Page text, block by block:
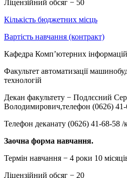
Ліцензійний обсяг − 50
Кількість бюджетних місць
Вартість навчання (контракт)
Кафедра Комп’ютерних
Факультет автоматизації
технологій
Декан факультету − Подлєсний
Володимирович,телефон (0626)
Телефон деканату (0626) 41-68-58 /
Заочна форма навчання.
Термін навчання − 4 роки 10
Ліцензійний обсяг − 20